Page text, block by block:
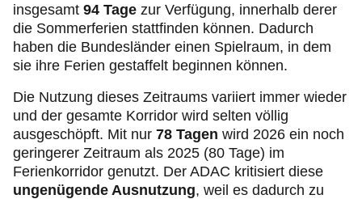
insgesamt 94 Tage zur Verfügung, innerhalb derer
die Sommerferien stattfinden können. Dadurch
haben die Bundesländer einen Spielraum, in dem
sie ihre Ferien gestaffelt beginnen können.
Die Nutzung dieses Zeitraums variiert immer wieder
und der gesamte Korridor wird selten völlig
ausgeschöpft. Mit nur 78 Tagen wird 2026 ein noch
geringerer Zeitraum als 2025 (80 Tage) im
Ferienkorridor genutzt. Der ADAC kritisiert diese
ungenügende Ausnutzung, weil es dadurch zu